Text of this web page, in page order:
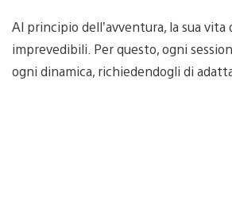
Al principio dell’avventura, la sua
imprevedibili. Per questo, ogni
ogni dinamica, richiedendogli di